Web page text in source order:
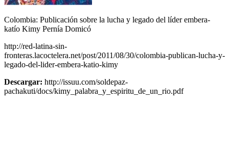
Colombia: Publicación sobre la lucha y legado del líder embera-
katío Kimy Pernía Domicó
http://red-latina-sin-
fronteras.lacoctelera.net/post/2011/08/30/colombia-publican-lucha-y-
legado-del-lider-embera-katio-kimy
Descargar: http://issuu.com/soldepaz-
pachakuti/docs/kimy_palabra_y_espiritu_de_un_rio.pdf